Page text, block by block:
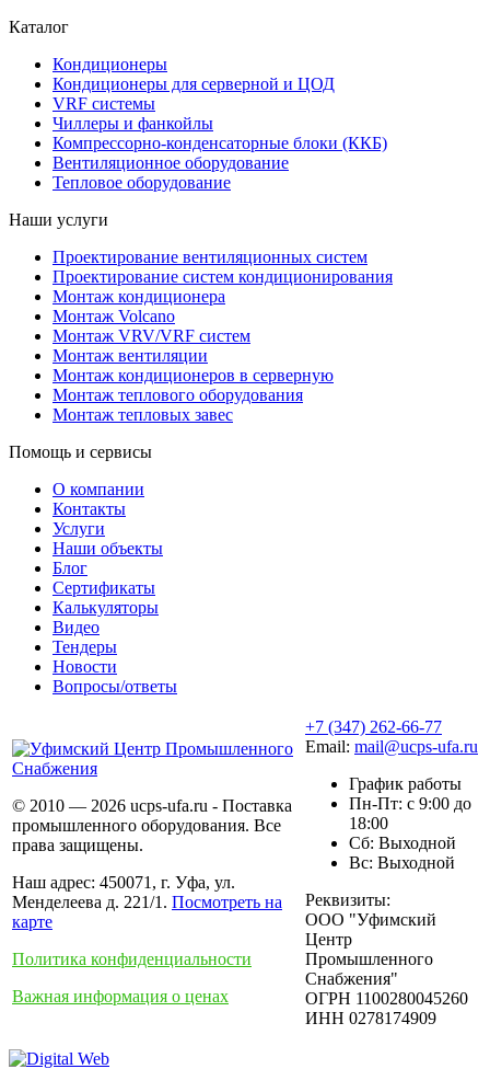
Каталог
Кондиционеры
Кондиционеры для серверной и ЦОД
VRF системы
Чиллеры и фанкойлы
Компрессорно-конденсаторные блоки (ККБ)
Вентиляционное оборудование
Тепловое оборудование
Наши услуги
Проектирование вентиляционных систем
Проектирование систем кондиционирования
Монтаж кондиционера
Монтаж Volcano
Монтаж VRV/VRF систем
Монтаж вентиляции
Монтаж кондиционеров в серверную
Монтаж теплового оборудования
Монтаж тепловых завес
Помощь и сервисы
О компании
Контакты
Услуги
Наши объекты
Блог
Сертификаты
Калькуляторы
Видео
Тендеры
Новости
Вопросы/ответы
© 2010 — 2026 ucps-ufa.ru - Поставка
промышленного оборудования. Все
права защищены.
Наш адрес: 450071, г. Уфа, ул.
Менделеева д. 221/1. Посмотреть на
карте
Политика конфиденциальности
Важная информация о ценах
+7 (347) 262-66-77
Email: mail@ucps-ufa.ru
График работы
Пн-Пт: с 9:00 до
18:00
Сб: Выходной
Вс: Выходной
Реквизиты:
ООО "Уфимский
Центр
Промышленного
Снабжения"
ОГРН 1100280045260
ИНН 0278174909